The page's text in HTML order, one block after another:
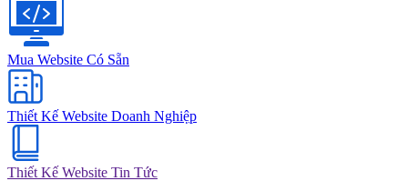
Mua Website Có Sẵn
Thiết Kế Website Doanh Nghiệp
Thiết Kế Website Tin Tức